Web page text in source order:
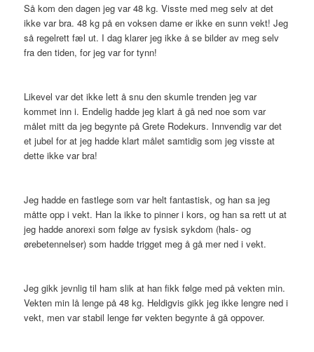
Så kom den dagen jeg var 48 kg. Visste med meg selv at det
ikke var bra. 48 kg på en voksen dame er ikke en sunn vekt! Jeg
så regelrett fæl ut. I dag klarer jeg ikke å se bilder av meg selv
fra den tiden, for jeg var for tynn!
Likevel var det ikke lett å snu den skumle trenden jeg var
kommet inn i. Endelig hadde jeg klart å gå ned noe som var
målet mitt da jeg begynte på Grete Rodekurs. Innvendig var det
et jubel for at jeg hadde klart målet samtidig som jeg visste at
dette ikke var bra!
Jeg hadde en fastlege som var helt fantastisk, og han sa jeg
måtte opp i vekt. Han la ikke to pinner i kors, og han sa rett ut at
jeg hadde anorexi som følge av fysisk sykdom (hals- og
ørebetennelser) som hadde trigget meg å gå mer ned i vekt.
Jeg gikk jevnlig til ham slik at han fikk følge med på vekten min.
Vekten min lå lenge på 48 kg. Heldigvis gikk jeg ikke lengre ned i
vekt, men var stabil lenge før vekten begynte å gå oppover.